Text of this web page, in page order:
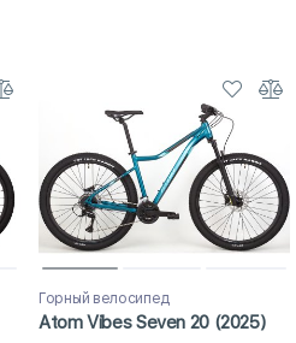
Горный велосипед
Atom Vibes Seven 20 (2025)